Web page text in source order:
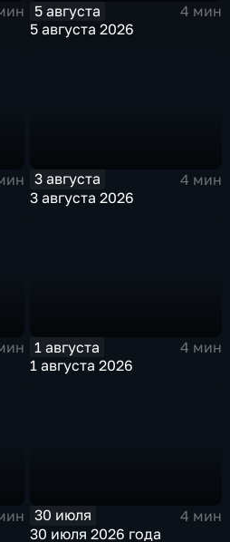
5 августа
4 мин
5 августа 2026
3 августа
4 мин
3 августа 2026
1 августа
4 мин
1 августа 2026
30 июля
4 мин
30 июля 2026 года